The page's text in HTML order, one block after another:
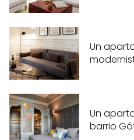
Un
Un
barrio